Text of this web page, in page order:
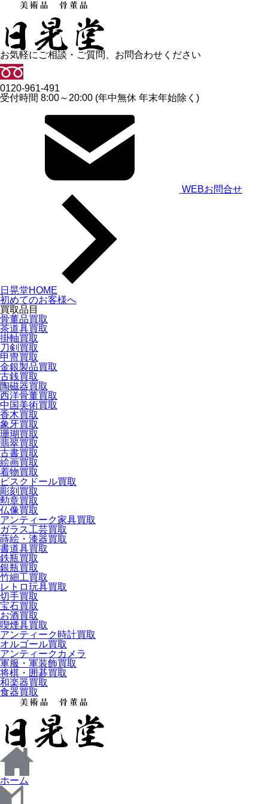
お気軽にご相談・ご質問、お問合わせください
0120-961-491
受付時間 8:00～20:00 (年中無休 年末年始除く)
WEBお問合せ
日晃堂HOME
初めてのお客様へ
買取品目
骨董品買取
茶道具買取
掛軸買取
刀剣買取
甲冑買取
金銀製品買取
古銭買取
陶磁器買取
西洋骨董買取
中国美術買取
香木買取
象牙買取
珊瑚買取
翡翠買取
古書買取
絵画買取
着物買取
ビスクドール買取
彫刻買取
勲章買取
仏像買取
アンティーク家具買取
ガラス工芸買取
蒔絵・漆器買取
書道具買取
鉄瓶買取
銀瓶買取
竹細工買取
レトロ玩具買取
切手買取
宝石買取
お酒買取
喫煙具買取
アンティーク時計買取
オルゴール買取
アンティークカメラ
軍服・軍装飾買取
将棋・囲碁買取
和楽器買取
食器買取
ホーム